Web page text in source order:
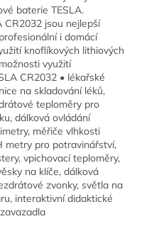
baterie TESLA.
CR2032 jsou nejlepší
i domácí
knoflíkových lithiových
využití
CR2032 • lékařské
na skladování léků,
teploměry pro
dálková ovládání
měřiče vlhkosti
metry pro potravinářství,
vpichovací teploměry,
na klíče, dálková
zvonky, světla na
interaktivní didaktické